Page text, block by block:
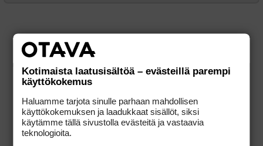
Kotimaista laatusisältöä – evästeillä parempi
käyttökokemus
Haluamme tarjota sinulle parhaan mahdollisen
käyttökokemuksen ja laadukkaat sisällöt, siksi
käytämme tällä sivustolla evästeitä ja vastaavia
teknologioita.